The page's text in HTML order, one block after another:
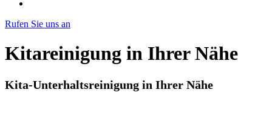
Rufen Sie uns an
Kitareinigung in Ihrer Nähe
Kita-Unterhaltsreinigung in Ihrer Nähe